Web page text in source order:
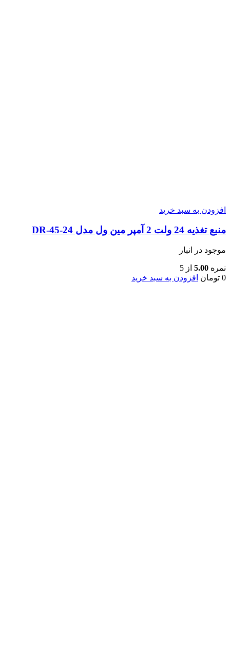
افزودن به سبد خرید
منبع تغذیه 24 ولت 2 آمپر مین ول مدل DR-45-24
موجود در انبار
نمره 5.00 از 5
0 تومان افزودن به سبد خرید